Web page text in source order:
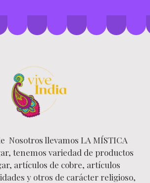
Nosotros llevamos LA MÍSTICA
tenemos variedad de productos
artículos de cobre, artículos
y otros de carácter religioso,